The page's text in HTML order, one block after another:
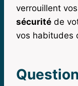
verrouillent
sécurité de
vos habitudes